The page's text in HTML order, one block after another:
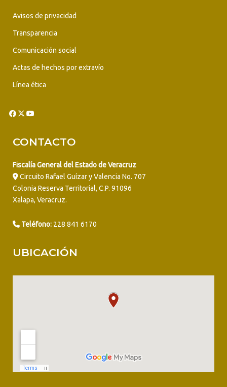
Avisos de privacidad
Transparencia
Comunicación social
Actas de hechos por extravío
Línea ética
CONTACTO
Fiscalía General del Estado de Veracruz
Circuito Rafael Guízar y Valencia No. 707
Colonia Reserva Territorial, C.P. 91096
Xalapa, Veracruz.
Teléfono: 228 841 6170
UBICACIÓN